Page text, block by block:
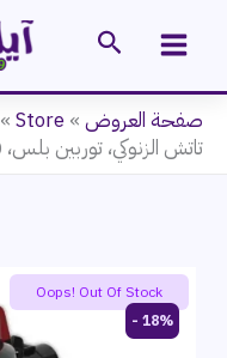
البحث
صفحة العروض »
Store
»
تاتش الزنوكي، توربين بلس، 2600 وات – 40805
Oops! Out Of Stock
18% -